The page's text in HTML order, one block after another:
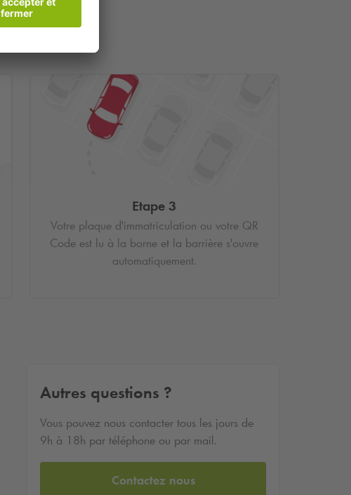
Etape 3
Votre plaque d'immatriculation ou votre QR
Code est lu à la borne et la barrière s'ouvre
automatiquement.
Autres questions ?
Vous pouvez nous contacter tous les jours de
9h à 18h par téléphone ou par mail.
Contactez nous